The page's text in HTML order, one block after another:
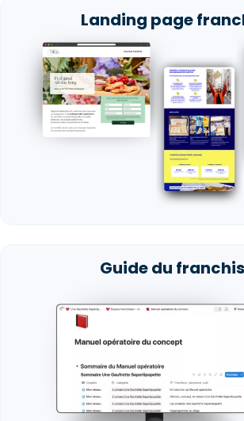
Landing page
Guide du